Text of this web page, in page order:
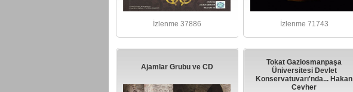
İzlenme 37886 İzlenme 71743
Ajamlar Grubu ve CD
Tokat Gaziosmanpaşa
Üniversitesi Devlet
Konservatuvarı'nda... Hakan
Cevher